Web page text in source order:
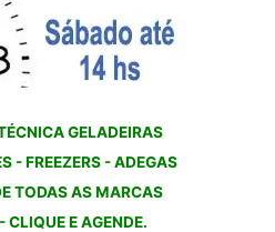
GELADEIRAS
- FREEZERS - ADEGAS
TODAS AS MARCAS
CLIQUE E AGENDE.